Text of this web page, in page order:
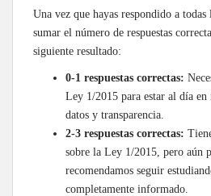
Una vez que hayas respondido a todas
sumar el número de respuestas
siguiente resultado:
0-1 respuestas correctas:
Ley 1/2015 para estar al día
datos y transparencia.
2-3 respuestas correctas:
sobre la Ley 1/2015, pero aún
recomendamos seguir
completamente informado.